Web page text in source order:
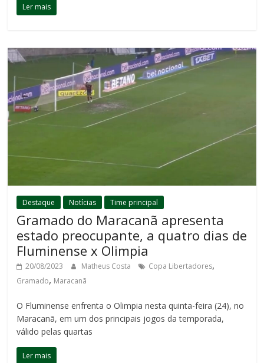
Ler mais
Destaque Notícias Time principal
Gramado do Maracanã apresenta
estado preocupante, a quatro dias de
Fluminense x Olimpia
20/08/2023 Matheus Costa Copa Libertadores,
Gramado, Maracanã
O Fluminense enfrenta o Olimpia nesta quinta-feira (24), no
Maracanã, em um dos principais jogos da temporada,
válido pelas quartas
Ler mais